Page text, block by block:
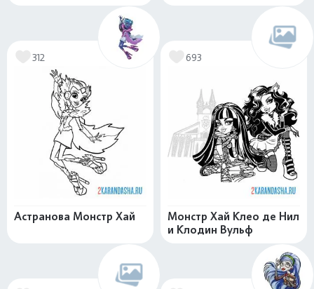
312
Астранова Монстр Хай
693
Монстр Хай Клео де Нил
и Клодин Вульф